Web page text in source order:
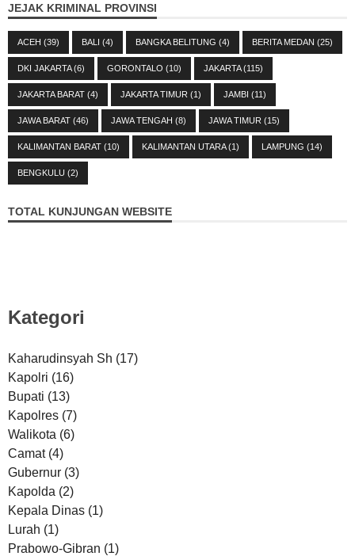
JEJAK KRIMINAL PROVINSI
ACEH (39) BALI (4) BANGKA BELITUNG (4) BERITA MEDAN (25)
DKI JAKARTA(6) GORONTALO (10) JAKARTA(115)
JAKARTA BARAT (4) JAKARTA TIMUR (1) JAMBI (11)
JAWA BARAT (46) JAWA TENGAH (8) JAWA TIMUR (15)
KALIMANTAN BARAT (10) KALIMANTAN UTARA(1) LAMPUNG (14)
BENGKULU (2)
TOTAL KUNJUNGAN WEBSITE
Kategori
Kaharudinsyah Sh (17)
Kapolri (16)
Bupati (13)
Kapolres (7)
Walikota (6)
Camat (4)
Gubernur (3)
Kapolda (2)
Kepala Dinas (1)
Lurah (1)
Prabowo-Gibran (1)